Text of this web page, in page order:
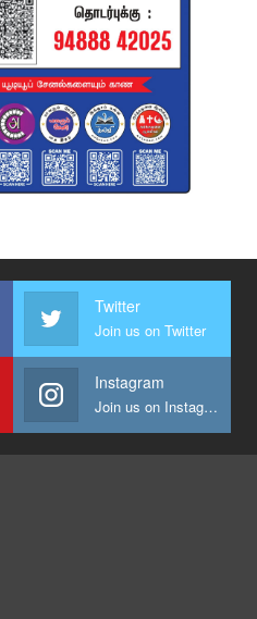
Twitter
Join us on Twitter
Instagram
Join us on Instagram